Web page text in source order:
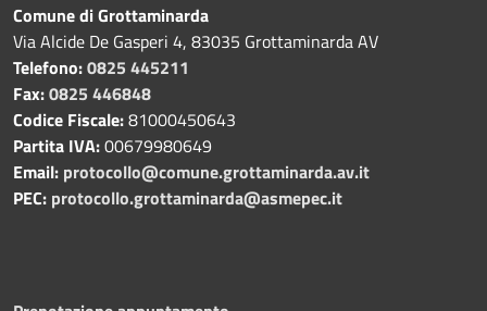
Comune di Grottaminarda
Via Alcide De Gasperi 4, 83035 Grottaminarda AV
Telefono:0825 445211
Fax:0825 446848
Codice Fiscale:81000450643
Partita IVA:00679980649
Email: protocollo@comune.grottaminarda.av.it
PEC: protocollo.grottaminarda@asmepec.it